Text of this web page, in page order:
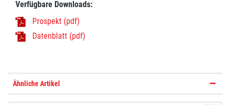
Verfügbare Downloads:
Prospekt (pdf)
Datenblatt (pdf)
Ähnliche Artikel